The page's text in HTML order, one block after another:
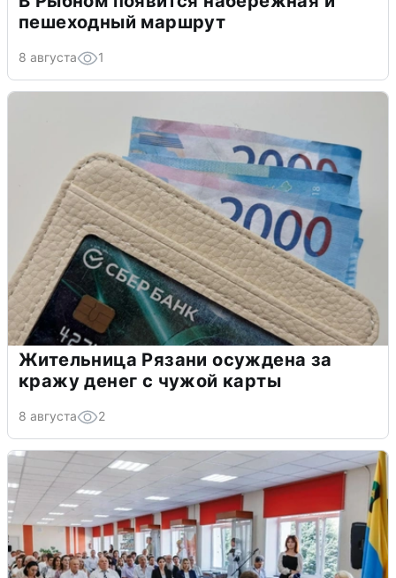
пешеходный маршрут
8 августа 1
Жительница Рязани осуждена за
кражу денег с чужой карты
8 августа 2